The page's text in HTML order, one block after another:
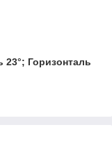
23°; Горизонталь